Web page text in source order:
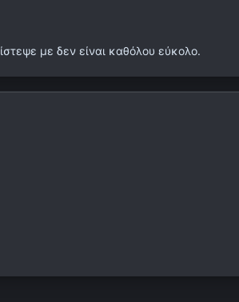
με δεν είναι καθόλου εύκολο.